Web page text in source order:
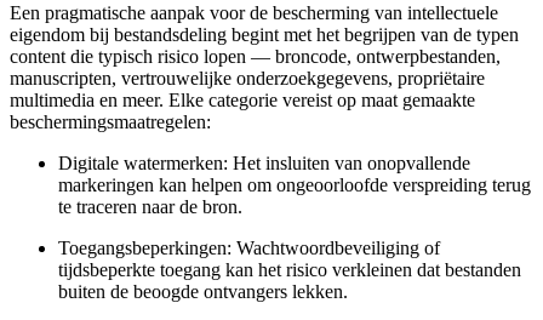
Een pragmatische aanpak voor de bescherming van intellectuele
eigendom bij bestandsdeling begint met het begrijpen van de typen
content die typisch risico lopen — broncode, ontwerpbestanden,
manuscripten, vertrouwelijke onderzoekgegevens, propriëtaire
multimedia en meer. Elke categorie vereist op maat gemaakte
beschermingsmaatregelen:
Digitale watermerken: Het insluiten van onopvallende
markeringen kan helpen om ongeoorloofde verspreiding terug
te traceren naar de bron.
Toegangsbeperkingen: Wachtwoordbeveiliging of
tijdsbeperkte toegang kan het risico verkleinen dat bestanden
buiten de beoogde ontvangers lekken.